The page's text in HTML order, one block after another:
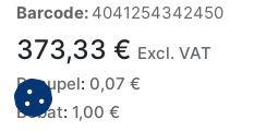
Barcode: 4041254342450
373,33 € Excl. VAT
Recupel: 0,07 €
Bebat: 1,00 €